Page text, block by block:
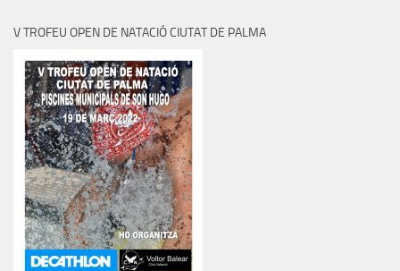
V TROFEU OPEN DE NATACIÓ CIUTAT DE PALMA